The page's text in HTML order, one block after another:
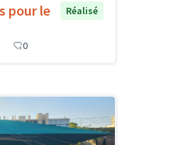
pour le
Réalisé
0